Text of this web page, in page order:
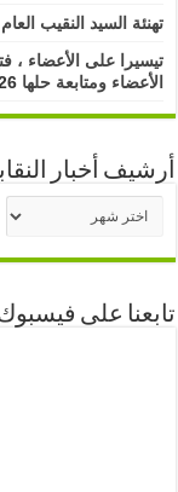
تهنئة السيد النقيب
تيسيرا على الأعضاء
الأعضاء ومتابعة حلها
أرشيف أخبار
أخبار
تابعنا على